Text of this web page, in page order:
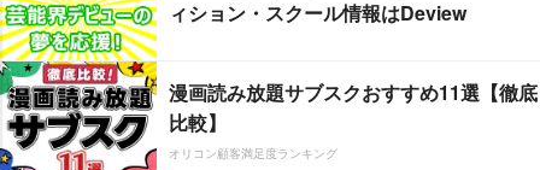
ィション・スクール情報はDeview
漫画読み放題サブスクおすすめ11選【徹底
比較】
オリコン顧客満足度ランキング